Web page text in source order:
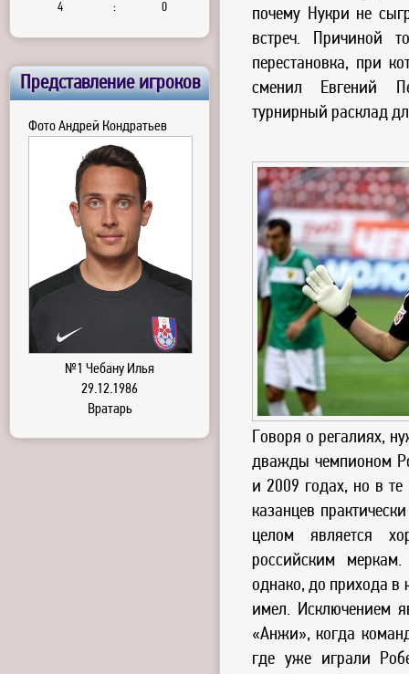
почему Нукри не
встреч. Причиной
перестановка, при
сменил Евгений
турнирный расклад
Говоря о регалиях,
дважды чемпионом
и 2009 годах, но в те
казанцев
целом является
российским
однако, до прихода в
имел. Исключением
«Анжи», когда
где уже играли
4
: 0
Представление игроков
Фото Андрей Кондратьев
№1 Чебану Илья
29.12.1986
Вратарь